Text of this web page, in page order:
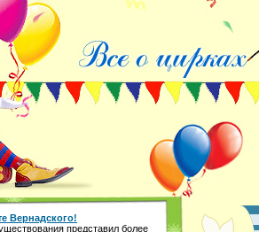
Вернадского!
представил более